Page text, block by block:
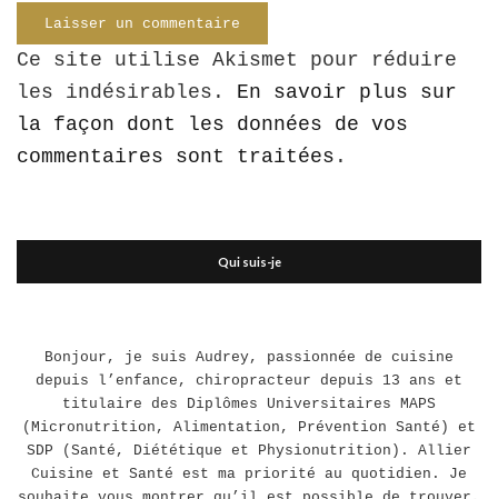
Ce site utilise Akismet pour réduire
les indésirables. En savoir plus sur
la façon dont les données de vos
commentaires sont traitées .
Qui suis-je
Bonjour, je suis Audrey, passionnée de cuisine
depuis l’enfance, chiropracteur depuis 13 ans et
titulaire des Diplômes Universitaires MAPS
(Micronutrition, Alimentation, Prévention Santé) et
SDP (Santé, Diététique et Physionutrition). Allier
Cuisine et Santé est ma priorité au quotidien. Je